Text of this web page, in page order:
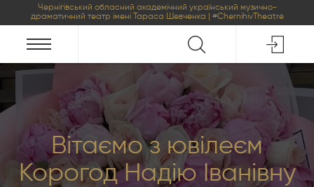
Чернігівський обласний академічний український музично-
драматичний театр імені Тараса Шевченка | #ChernihivTheatre
Вітаємо з ювілеєм
Корогод Надію Іванівну